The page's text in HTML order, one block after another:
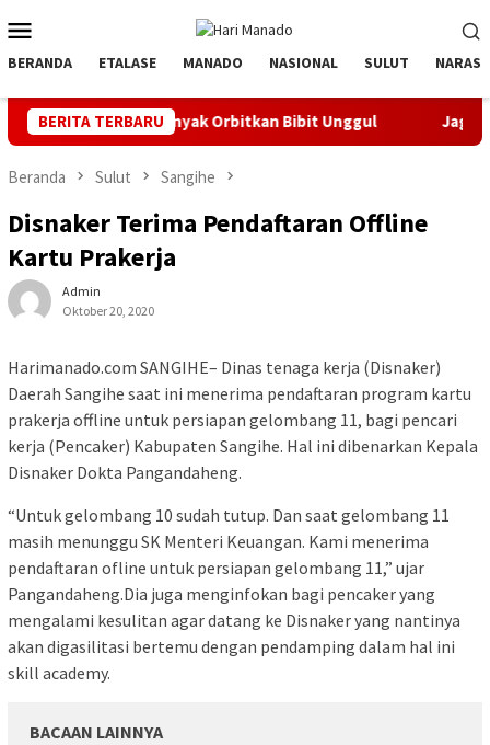
ke
kontenMobile
BERANDA ETALASE MANADO NASIONAL SULUT NARASI
BERITA TERBARU
Banyak Orbitkan Bibit Unggul Jaga Listrik Andal
Beranda Sulut Sangihe
Disnaker Terima Pendaftaran Offline
Kartu Prakerja
Admin
Oktober 20, 2020
Harimanado.com SANGIHE– Dinas tenaga kerja (Disnaker)
Daerah Sangihe saat ini menerima pendaftaran program kartu
prakerja offline untuk persiapan gelombang 11, bagi pencari
kerja (Pencaker) Kabupaten Sangihe. Hal ini dibenarkan Kepala
Disnaker Dokta Pangandaheng.
“Untuk gelombang 10 sudah tutup. Dan saat gelombang 11
masih menunggu SK Menteri Keuangan. Kami menerima
pendaftaran ofline untuk persiapan gelombang 11,” ujar
Pangandaheng.Dia juga menginfokan bagi pencaker yang
mengalami kesulitan agar datang ke Disnaker yang nantinya
akan digasilitasi bertemu dengan pendamping dalam hal ini
skill academy.
BACAAN LAINNYA